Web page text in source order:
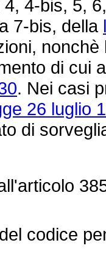
4-bis, 5,
7-bis, della
di cui
. Nei casi
26 luglio
di
codice